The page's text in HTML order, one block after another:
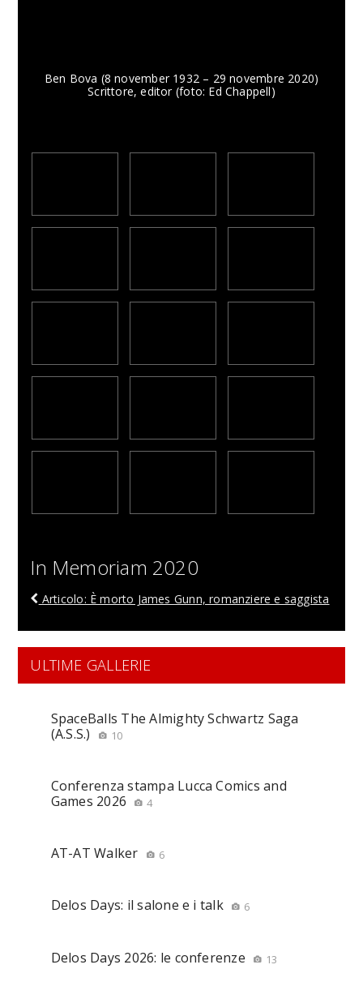
Ben Bova (8 november 1932 – 29 novembre 2020)
Scrittore, editor (foto: Ed Chappell)
In Memoriam 2020
Articolo: È morto James Gunn, romanziere e saggista
ULTIME GALLERIE
SpaceBalls The Almighty Schwartz Saga
(A.S.S.)
10
Conferenza stampa Lucca Comics and
Games 2026
4
AT-AT Walker 6
Delos Days: il salone e i talk 6
Delos Days 2026: le conferenze 13